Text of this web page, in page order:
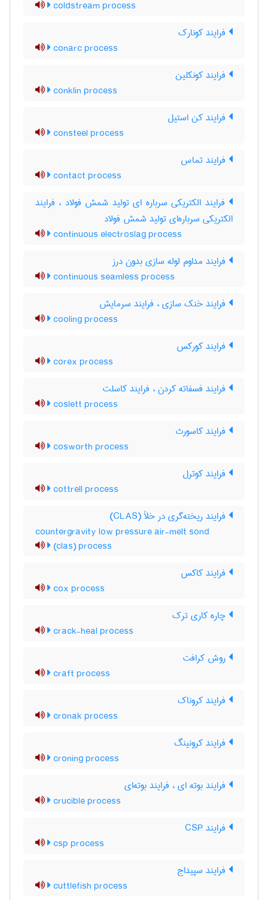
coldstream process
فرایند کونارک
conarc process
فرایند کونکلین
conklin process
فرایند کن استیل
consteel process
فرایند تماس
contact process
فرایند الکتریکی سرباره ای تولید شمش فولاد ، فرایند
الکتریکی سرباره‌ای تولید شمش فولاد
continuous electroslag process
فرایند مداوم لوله سازی بدون درز
continuous seamless process
فرایند خنک سازی ، فرایند سرمایش
cooling process
فرایند کورکس
corex process
فرایند فسفاته کردن ، فرایند کاسلت
coslett process
فرایند کاسورث
cosworth process
فرایند کوترل
cottrell process
فرایند ریخته‌گری در خلأ (CLAS)
countergravity low pressure air-melt sond
(clas) process
فرایند کاکس
cox process
چاره کاری ترک
crack-heal process
روش کرافت
craft process
فرایند کروناک
cronak process
فرایند کرونینگ
croning process
فرایند بوته ای ، فرایند بوته‌ای
crucible process
فرایند CSP
csp process
فرایند سپیداج
cuttlefish process